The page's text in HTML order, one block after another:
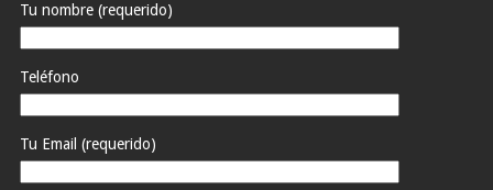
Tu nombre (requerido)
Teléfono
Tu Email (requerido)